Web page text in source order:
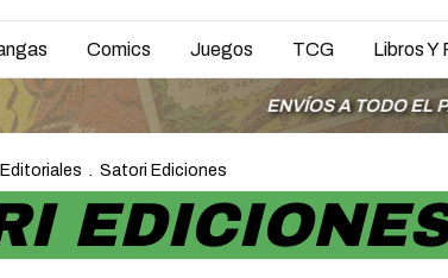
Comics Juegos TCG Libros Y
ENVÍOS A TODO EL PAÍS Y
Editoriales . Satori Ediciones